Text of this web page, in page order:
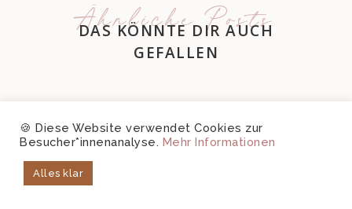
Ähnliche Posts
DAS KÖNNTE DIR AUCH
GEFALLEN
🍪 Diese Website verwendet Cookies zur
Besucher*innenanalyse. Mehr Informationen
Alles klar